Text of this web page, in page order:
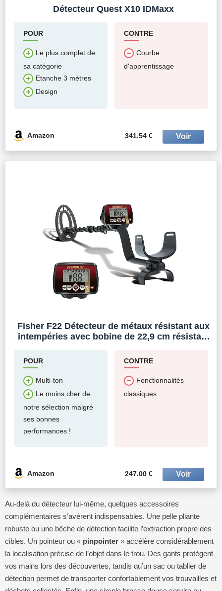
Détecteur Quest X10 IDMaxx
POUR
Le plus complet de
sa catégorie
Etanche 3 mètres
Design
CONTRE
Courbe
d'apprentissage
Amazon 341.54 €
Fisher F22 Détecteur de métaux résistant aux
intempéries avec bobine de 22,9 cm résistant
détecteur de métaux à recherche profonde,
localisation, facile
POUR
Multi-ton
Le moins cher de
notre sélection malgré
ses bonnes
performances !
CONTRE
Fonctionnalités
classiques
Amazon 247.00 €
Au-delà du détecteur lui-même, quelques accessoires
complémentaires s’avèrent indispensables. Une pelle pliante
robuste ou une bêche de détection facilite l’extraction propre des
cibles. Un pointeur ou « pinpointer » accélère considérablement
la localisation précise de l’objet dans le trou. Des gants protègent
vos mains lors des découvertes, tandis qu’un sac ou tablier de
détection permet de transporter confortablement vos trouvailles et